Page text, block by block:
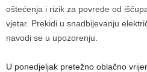
oštećenja i rizik za povrede od
vjetar. Prekidi u snadbijevanju
navodi se u upozorenju.
U ponedjeljak pretežno oblačno